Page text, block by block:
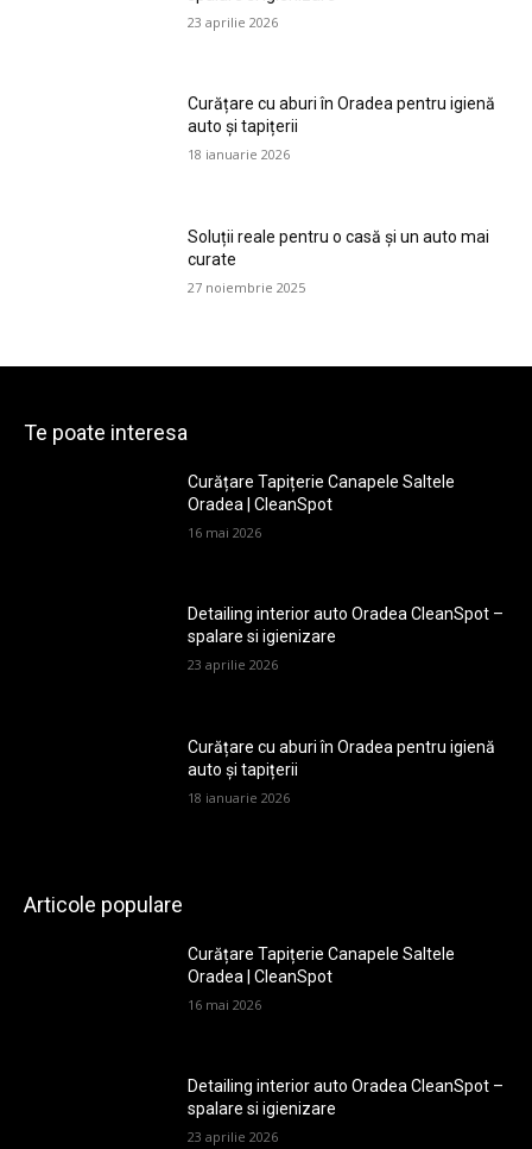
23 aprilie 2026
Curățare cu aburi în Oradea pentru igienă
auto și tapițerii
18 ianuarie 2026
Soluții reale pentru o casă și un auto mai
curate
27 noiembrie 2025
Te poate interesa
Curățare Tapițerie Canapele Saltele
Oradea | CleanSpot
16 mai 2026
Detailing interior auto Oradea CleanSpot –
spalare si igienizare
23 aprilie 2026
Curățare cu aburi în Oradea pentru igienă
auto și tapițerii
18 ianuarie 2026
Articole populare
Curățare Tapițerie Canapele Saltele
Oradea | CleanSpot
16 mai 2026
Detailing interior auto Oradea CleanSpot –
spalare si igienizare
23 aprilie 2026